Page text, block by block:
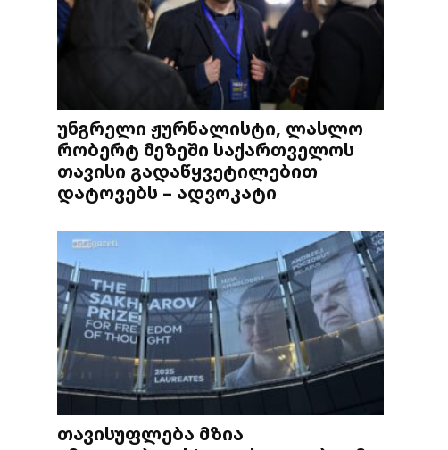
უნგრელი ჟურნალისტი, ლასლო
რობერტ მეზეში საქართველოს
თავისი გადაწყვეტილებით
დატოვებს – ადვოკატი
თავისუფლება მზია